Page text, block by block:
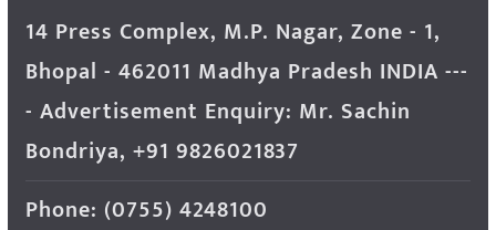
14 Press Complex, M.P. Nagar, Zone - 1,
Bhopal - 462011 Madhya Pradesh INDIA ---
- Advertisement Enquiry: Mr. Sachin
Bondriya, +91 9826021837
Phone: (0755) 4248100